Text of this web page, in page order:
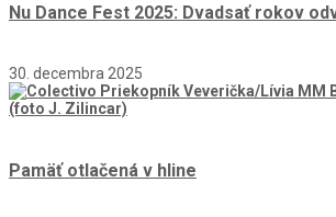
Nu Dance Fest 2025: Dvadsať rokov
30. decembra 2025
Pamäť otlačená v hline